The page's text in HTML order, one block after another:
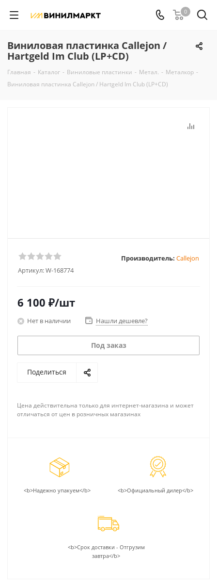
0
Виниловая пластинка Callejon /
Hartgeld Im Club (LP+CD)
Главная - Каталог - Виниловые пластинки - Метал. - Металкор -
Виниловая пластинка Callejon / Hartgeld Im Club (LP+CD)
Артикул:W-168774
Производитель: Callejon
6 100 ₽/шт
Нет в наличии Нашли дешевле?
Под заказ
Поделиться
Цена действительна только для интернет-магазина и может
отличаться от цен в розничных магазинах
<b>Надежно упакуем</b> <b>Официальный дилер</b>
<b>Срок доставки - Отгрузим
завтра</b>